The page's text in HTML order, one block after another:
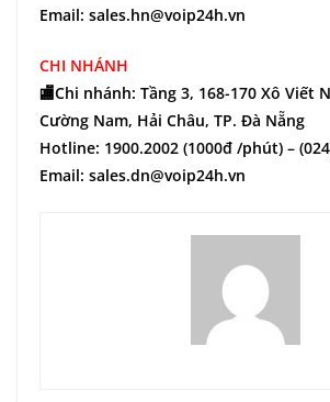
Email: sales.hn@voip24h.vn
CHI NHÁNH
🏬Chi nhánh: Tầng 3, 168-170 Xô Viết
Cường Nam, Hải Châu, TP. Đà Nẵng
Hotline: 1900.2002 (1000đ /phút) –
Email: sales.dn@voip24h.vn